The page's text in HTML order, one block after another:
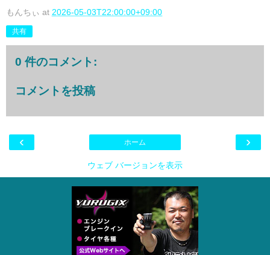
もんちぃ at 2026-05-03T22:00:00+09:00
共有
0 件のコメント:
コメントを投稿
‹ ›
ホーム
ウェブ バージョンを表示